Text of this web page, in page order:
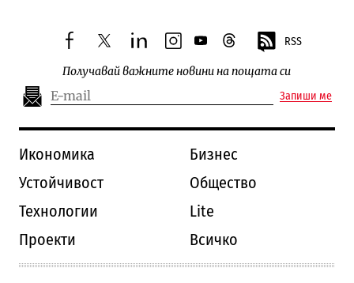
facebooktwitterlinkedininstagram
youtubethreads RSS
Получавай важните новини на пощата си
Запиши ме
Икономика
Бизнес
Устойчивост
Общество
Технологии
Lite
Проекти
Всичко